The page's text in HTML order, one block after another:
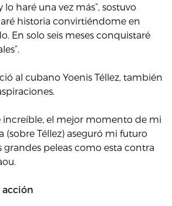
haré una vez más”, sostuvo
historia convirtiéndome en
En solo seis meses conquistaré
al cubano Yoenis Téllez, también
increíble, el mejor momento de mi
(sobre Téllez) aseguró mi futuro
grandes peleas como esta contra
acción